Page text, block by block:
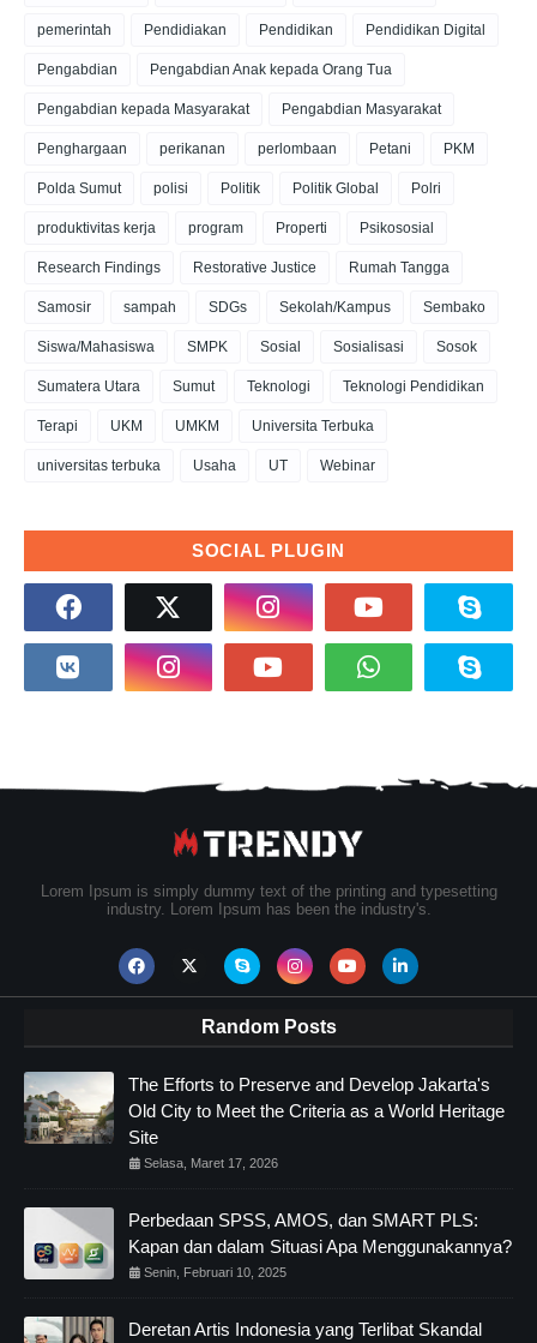
pemerintah Pendidiakan Pendidikan Pendidikan Digital
Pengabdian Pengabdian Anak kepada Orang Tua
Pengabdian kepada Masyarakat Pengabdian Masyarakat
Penghargaan perikanan perlombaan Petani PKM
Polda Sumut polisi Politik Politik Global Polri
produktivitas kerja program Properti Psikososial
Research Findings Restorative Justice Rumah Tangga
Samosir sampah SDGs Sekolah/Kampus Sembako
Siswa/Mahasiswa SMPK Sosial Sosialisasi Sosok
Sumatera Utara Sumut Teknologi Teknologi Pendidikan
Terapi UKM UMKM Universita Terbuka
universitas terbuka Usaha UT Webinar
SOCIAL PLUGIN
Lorem Ipsum is simply dummy text of the printing and typesetting
industry. Lorem Ipsum has been the industry's.
Random Posts
The Efforts to Preserve and Develop Jakarta's
Old City to Meet the Criteria as a World Heritage
Site
Selasa, Maret 17, 2026
Perbedaan SPSS, AMOS, dan SMART PLS:
Kapan dan dalam Situasi Apa Menggunakannya?
Senin, Februari 10, 2025
Deretan Artis Indonesia yang Terlibat Skandal